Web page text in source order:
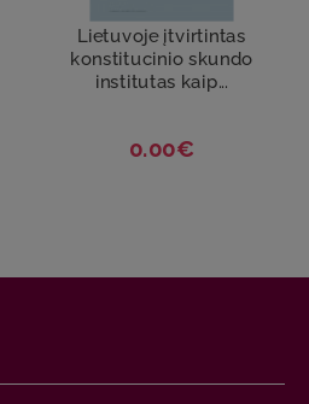
Lietuvoje įtvirtintas
konstitucinio skundo
institutas kaip...
0.00€